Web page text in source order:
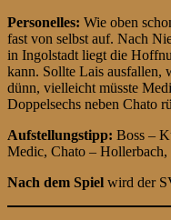
Personelles: Wie oben
fast von selbst auf. Nach
in Ingolstadt liegt die
kann. Sollte Lais ausfallen,
dünn, vielleicht müsste
Doppelsechs neben Chato
Aufstellungstipp: Boss –
Medic, Chato –
Nach dem Spiel wird der